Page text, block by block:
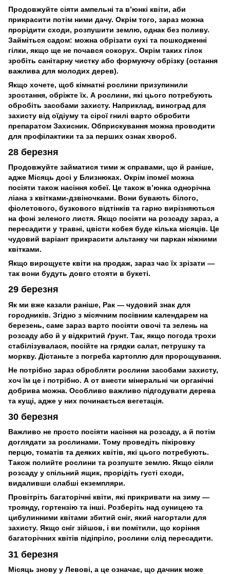
Продовжуйте сіяти ампельні та в’юнкі квіти, аби
прикрасити потім ними дачу. Окрім того, зараз можна
прорідити сходи, розпушити землю, однак без поливу.
Займіться садом: можна обрізати сухі та пошкодженні
гілки, якщо ще не почався сокорух. Окрім таких гілок
зробіть санітарну чистку або формуючу обрізку (остання
важлива для молодих дерев).
Якщо хочете, щоб кімнатні рослини призупинили
зростання, обріжте їх. А рослини, які цього потребують
обробіть засобами захисту. Наприклад, виноград для
захисту від оїдіуму та сірої гнилі варто обробити
препаратом Захисник. Обприскування можна проводити
для профілактики та за перших ознак хвороб.
28 березня
Продовжуйте займатися тими ж справами, що й раніше,
адже Місяць досі у Близнюках. Окрім іпомеї можна
посіяти також насіння кобеї. Це також в’юнка однорічна
ліана з квітками-дзвіночками. Вони бувають білого,
фіолетового, бузкового відтінків та гарно вирізняються
на фоні зеленого листя. Якщо посіяти на розсаду зараз, а
пересадити у травні, цвісти кобея буде кілька місяців. Це
чудовий варіант прикрасити альтанку чи паркан ніжними
квітками.
Якщо вирощуєте квіти на продаж, зараз час їх зрізати —
так вони будуть довго стояти в букеті.
29 березня
Як ми вже казали раніше, Рак — чудовий знак для
городників. Згідно з місячним посівним календарем на
березень, саме зараз варто посіяти овочі та зелень на
розсаду або й у відкритий ґрунт. Так, якщо погода трохи
стабілізувалася, посійте на грядки салат, петрушку та
моркву. Дістаньте з погреба картоплю для пророщування.
Не потрібно зараз обробляти рослини засобами захисту,
хоч їм це і потрібно. А от внести мінеральні чи органічні
добрива можна. Особливо важливо підгодувати дерева
та кущі, адже у них починається вегетація.
30 березня
Важливо не просто посіяти насіння на розсаду, а й потім
доглядати за рослинами. Тому проведіть пікіровку
перцю, томатів та деяких квітів, які цього потребують.
Також полийте рослини та розпуште землю. Якщо сіяли
розсаду у спільний ящик, прорідіть густі сходи,
видаливши слабші екземпляри.
Провітріть багаторічні квіти, які прикривати на зиму —
троянду, гортензію та інші. Розберіть над суницею та
цибулинними квітами збитий сніг, який нагортали для
захисту. Якщо сніг зійшов, і ви помітили, що коріння
багаторічних квітів підіпріло, рослини слід пересадити.
31 березня
Місяць знову у Левові, а це означає, що дачник може